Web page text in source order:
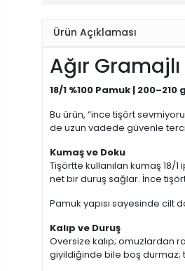
Ürün Açıklaması
Ağır
18/1 %100 Pamuk | 200–210
Bu ürün, “ince tişört
de uzun vadede güvenle
Kumaş ve Doku
Tişörtte kullanılan kumaş 18/
net bir duruş sağlar. İnce
Pamuk yapısı sayesinde cilt
Kalıp ve Duruş
Oversize kalıp; omuzlardan
giyildiğinde bile boş durmaz;